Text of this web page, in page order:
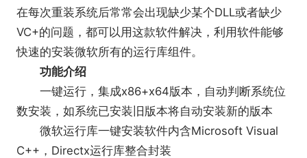
在每次重装系统后常常会出现缺少某个DLL或者缺少
VC+的问题，都可以用这款软件解决，利用软件能够
快速的安装微软所有的运行库组件。
功能介绍
一键运行，集成x86+x64版本，自动判断系统位
数安装，如系统已安装旧版本将自动安装新的版本
微软运行库一键安装软件内含Microsoft Visual
C++，Directx运行库整合封装